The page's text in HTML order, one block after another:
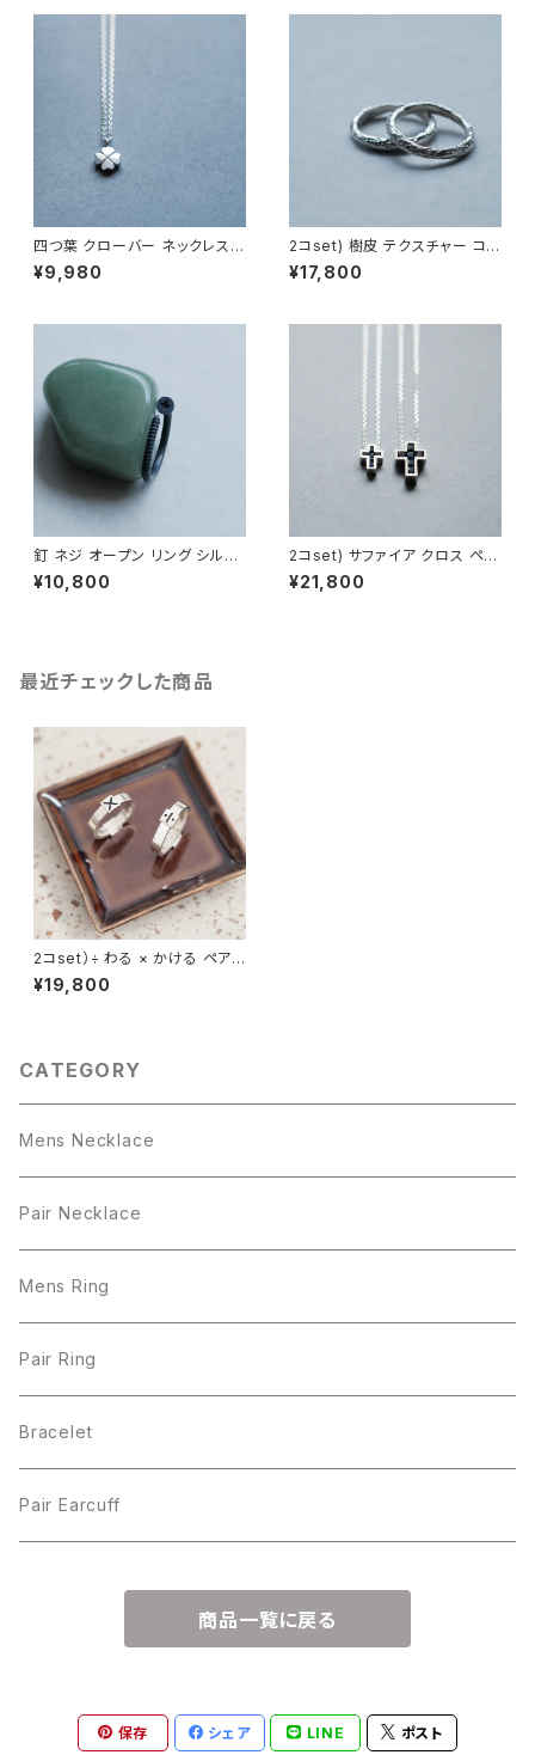
四つ葉 クローバー ネックレス
シルバー925 メンズ ユニセック
ス
¥9,980
2コset) 樹皮 テクスチャー コン
ビ ペア リング シルバー925
¥17,800
釘 ネジ オープン リング シルバ
ー925 いぶし銀 メンズ ユニセッ
クス
¥10,800
2コset) サファイア クロス ペア
ネックレス シルバー925
¥21,800
最近チェックした商品
2コset）÷ わる × かける ペア
リング シルバー925
¥19,800
CATEGORY
Mens Necklace
Pair Necklace
Mens Ring
Pair Ring
Bracelet
Pair Earcuff
商品一覧に戻る
保存 シェア LINE ポスト